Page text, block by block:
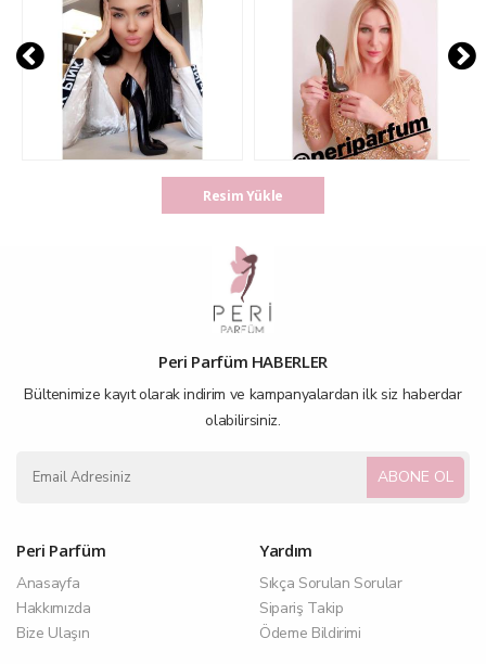
Resim Yükle
Peri Parfüm HABERLER
Bültenimize kayıt olarak indirim ve kampanyalardan ilk siz haberdar
olabilirsiniz.
ABONE OL
Peri Parfüm
Anasayfa
Hakkımızda
Bize Ulaşın
Yardım
Sıkça Sorulan Sorular
Sipariş Takip
Ödeme Bildirimi